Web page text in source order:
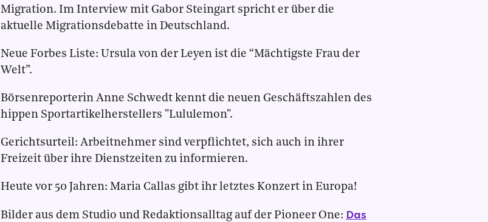
Migration. Im Interview mit Gabor Steingart spricht er über die
aktuelle Migrationsdebatte in Deutschland.
Neue Forbes Liste: Ursula von der Leyen ist die “Mächtigste Frau der
Welt”.
Börsenreporterin Anne Schwedt kennt die neuen Geschäftszahlen des
hippen Sportartikelherstellers "Lululemon".
Gerichtsurteil: Arbeitnehmer sind verpflichtet, sich auch in ihrer
Freizeit über ihre Dienstzeiten zu informieren.
Heute vor 50 Jahren: Maria Callas gibt ihr letztes Konzert in Europa!
Bilder aus dem Studio und Redaktionsalltag auf der Pioneer One: Das